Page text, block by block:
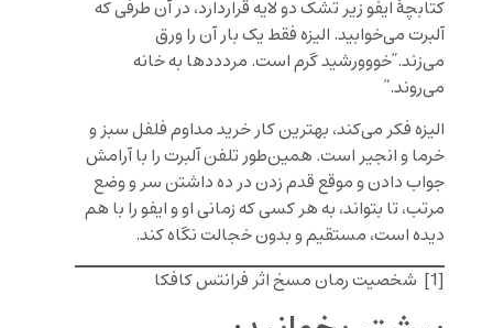
کتابچۀ ایفو زیر تشک دو لایه قراردارد، در آن طرفی که
آلبرت می‌خوابید. الیزه فقط یک بار آن را ورق
می‌زند.”خووورشید گرم است. مردددها به خانه
می‌روند.”
الیزه فکر می‌کند، بهترین کار خرید مداوم فلفل سبز و
خرما و انجیر است. همین‌طور تلفن آلبرت را با آرامش
جواب دادن و موقع قدم زدن در ده داشتن سر و وضع
مرتب، تا بتواند، به هر کسی که زمانی او و ایفو را با هم
دیده است، مستقیم و بدون خجالت نگاه کند.
[1]
شخصیت رمانمسخ اثر فرانتسکافکا